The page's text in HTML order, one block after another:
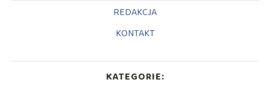
REDAKCJA
KONTAKT
KATEGORIE: